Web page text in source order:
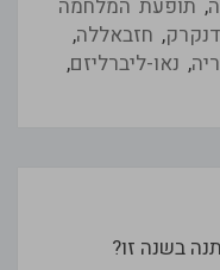
, תופעת המלחמה
דנקרק, חזבאללה,
, נאו-ליברליזם,
בשנה זו?